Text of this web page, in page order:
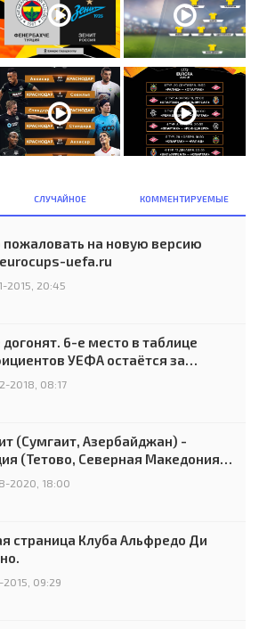
СЛУЧАЙНОЕ КОММЕНТИРУЕМЫЕ
пожаловать на новую версию
uefa.ru
2015, 20:45
догонят. 6-е место в таблице
УЕФА остаётся за
2018, 08:17
(Сумгаит, Азербайджан) -
(Тетово, Северная Македония) -
2020, 18:00
страница Клуба Альфредо Ди
09:29